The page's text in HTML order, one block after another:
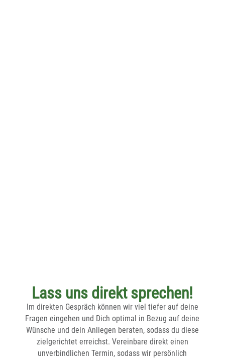
Lass uns direkt sprechen!
Im direkten Gespräch können wir viel tiefer auf deine
Fragen eingehen und Dich optimal in Bezug auf deine
Wünsche und dein Anliegen beraten, sodass du diese
zielgerichtet erreichst. Vereinbare direkt einen
unverbindlichen Termin, sodass wir persönlich